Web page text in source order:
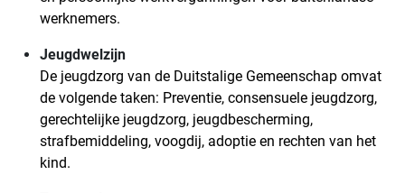
werknemers.
Jeugdwelzijn
De jeugdzorg van de Duitstalige Gemeenschap omvat
de volgende taken: Preventie, consensuele jeugdzorg,
gerechtelijke jeugdzorg, jeugdbescherming,
strafbemiddeling, voogdij, adoptie en rechten van het
kind.